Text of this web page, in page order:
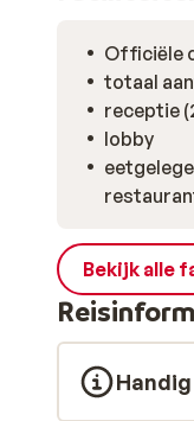
Officiële
totaal
receptie
lobby
Bekijk alle